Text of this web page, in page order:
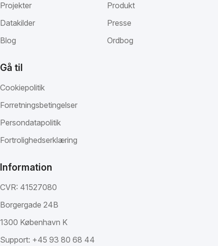
Projekter
Datakilder
Blog
Produkt
Presse
Ordbog
Gå til
Cookiepolitik
Forretningsbetingelser
Persondatapolitik
Fortrolighedserklæring
Information
CVR: 41527080
Borgergade 24B
1300 København K
Support: +45 93 80 68 44